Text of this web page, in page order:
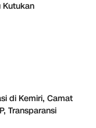
Kutukan
di Kemiri, Camat
Transparansi